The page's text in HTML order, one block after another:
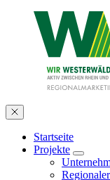
Startseite
Projekte